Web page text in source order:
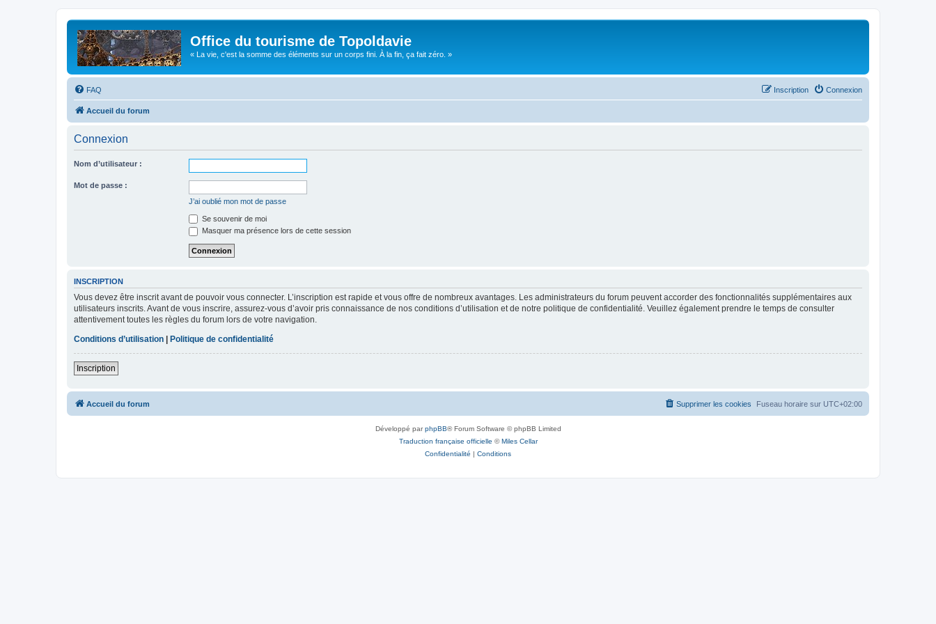
Office du tourisme de Topoldavie
« La vie, c'est la somme des éléments sur un corps fini. À la fin, ça fait zéro. »
FAQ Connexion
Inscription
Accueil du forum
Connexion
Nom d’utilisateur :
Mot de passe :
J’ai oublié mon mot de passe
Se souvenir de moi
Masquer ma présence lors de cette session
INSCRIPTION
Vous devez être inscrit avant de pouvoir vous connecter. L’inscription est rapide et vous offre de nombreux avantages. Les administrateurs du forum peuvent accorder des fonctionnalités supplémentaires aux
utilisateurs inscrits. Avant de vous inscrire, assurez-vous d’avoir pris connaissance de nos conditions d’utilisation et de notre politique de confidentialité. Veuillez également prendre le temps de consulter
attentivement toutes les règles du forum lors de votre navigation.
Conditions d’utilisation
Politique de confidentialité
Inscription
Accueil du forum Fuseau horaire sur UTC+02:00
Supprimer les cookies
Développé parphpBB® Forum Software © phpBB Limited
Traduction française officielle ©Miles Cellar
Confidentialité | Conditions